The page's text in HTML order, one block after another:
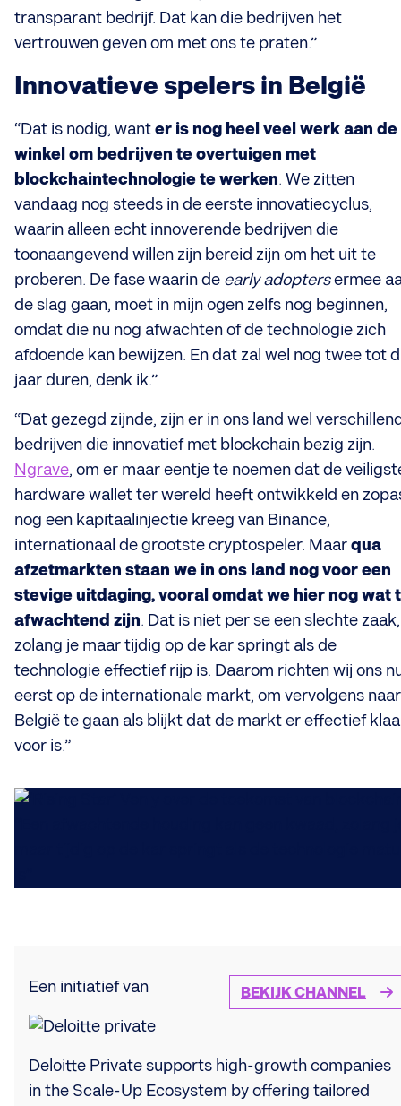
transparant bedrijf. Dat kan die bedrijven het
vertrouwen geven om met ons te praten.”
Innovatieve spelers in België
“Dat is nodig, wanter is nog heel veel werk aan de
winkel om bedrijven te overtuigen met
blockchaintechnologie te werken. We zitten
vandaag nog steeds in de eerste innovatiecyclus,
waarin alleen echt innoverende bedrijven die
toonaangevend willen zijn bereid zijn om het uit te
proberen. De fase waarin de early adoptersermee
de slag gaan, moet in mijn ogen zelfs nog beginnen,
omdat die nu nog afwachten of de technologie zich
afdoende kan bewijzen. En dat zal wel nog twee tot
jaar duren, denk ik.”
“Dat gezegd zijnde, zijn er in ons land wel
bedrijven die innovatief met blockchain bezig zijn.
Ngrave, om er maar eentje te noemen dat de
hardware wallet ter wereld heeft ontwikkeld en
nog een kapitaalinjectie kreeg van Binance,
internationaal de grootste cryptospeler. Maarqua
afzetmarkten staan we in ons land nog voor een
stevige uitdaging, vooral omdat we hier nog wat
afwachtend zijn. Dat is niet per se een slechte zaak,
zolang je maar tijdig op de kar springt als de
technologie effectief rijp is. Daarom richten wij ons
eerst op de internationale markt, om vervolgens naar
België te gaan als blijkt dat de markt er effectief
voor is.”
BEKIJK CHANNEL
Een initiatief van
Deloitte Private supports high-growth companies
in the Scale-Up Ecosystem by offering tailored